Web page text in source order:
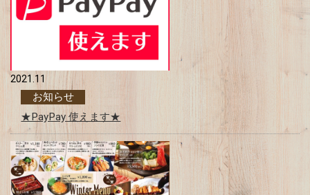
2021.11
お知らせ
★PayPay 使えます★